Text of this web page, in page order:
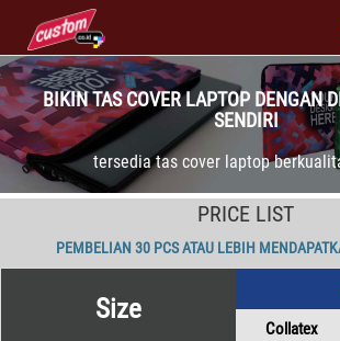
BIKIN TAS COVER LAPTOP DENGAN
SENDIRI
tersedia tas cover laptop
PRICE LIST
PEMBELIAN 30 PCS ATAU LEBIH
Size
Collatex